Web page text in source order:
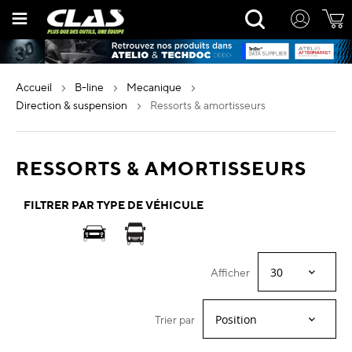
contenu
Rechercher
accueil b-line
mecanique
direction & suspension
ressorts & amortisseurs
RESSORTS & AMORTISSEURS
FILTRER PAR TYPE DE VÉHICULE
Afficher
Trier par